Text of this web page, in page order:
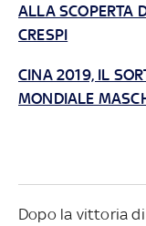
ALLA SCOPERTA
CRESPI
CINA 2019, IL
MONDIALE
Dopo la vittoria di